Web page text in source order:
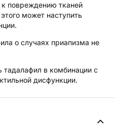
повреждению тканей
может наступить
о случаях приапизма не
в комбинации с
дисфункции.